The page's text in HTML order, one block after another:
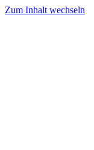
Zum Inhalt wechseln